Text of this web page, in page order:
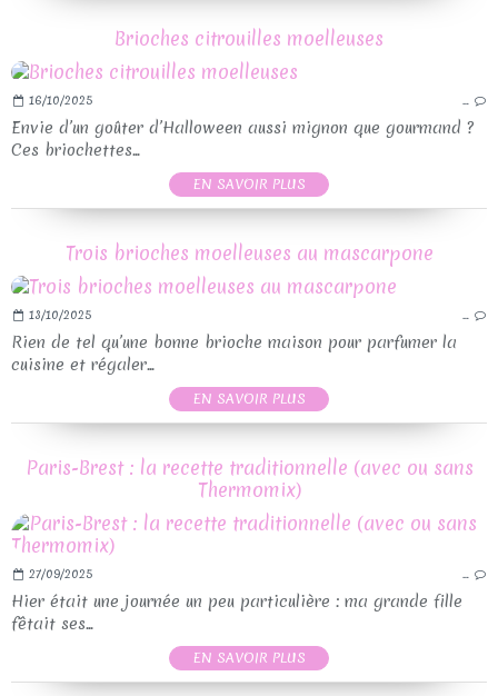
Brioches citrouilles moelleuses
16/10/2025 …
Envie d’un goûter d’Halloween aussi mignon que gourmand ?
Ces briochettes...
EN SAVOIR PLUS
Trois brioches moelleuses au mascarpone
13/10/2025 …
Rien de tel qu’une bonne brioche maison pour parfumer la
cuisine et régaler...
EN SAVOIR PLUS
Paris-Brest : la recette traditionnelle (avec ou sans
Thermomix)
27/09/2025 …
Hier était une journée un peu particulière : ma grande fille
fêtait ses...
EN SAVOIR PLUS